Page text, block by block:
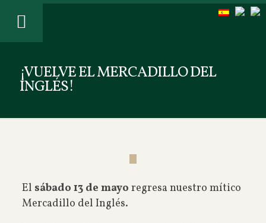
¡VUELVE EL MERCADILLO DEL
INGLÉS!
El sábado 13 de mayo regresa nuestro mítico
Mercadillo del Inglés.